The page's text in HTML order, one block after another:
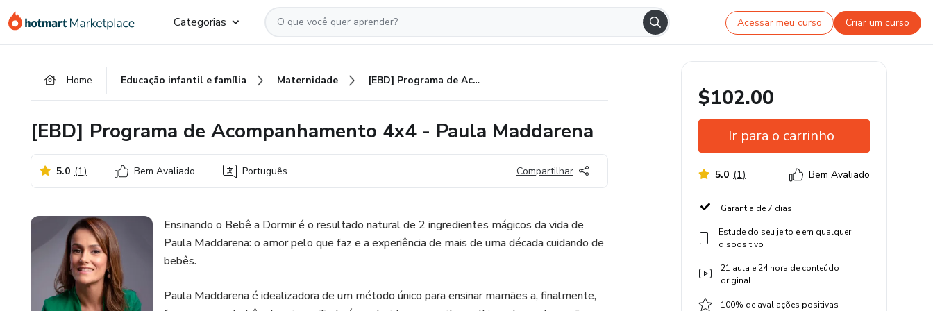
para
para
para
Categorias Acessar meu curso Criar um curso
Home Educação infantil e família Maternidade [EBD] Programa de Acompanhamento 4x4 - Paula Maddarena
[EBD] Programa de Acompanhamento 4x4 - Paula Maddarena
5.0 (1) Bem Avaliado Português Compartilhar
Ensinando o Bebê a Dormir é o resultado natural de 2 ingredientes mágicos da vida de
Paula Maddarena: o amor pelo que faz e a experiência de mais de uma década cuidando de
bebês.
Paula Maddarena é idealizadora de um método único para ensinar mamães a, finalmente,
$102.00
Ir para o carrinho
5.0 (1) Bem Avaliado
Garantia de 7 dias
Estude do seu jeito e em qualquer
dispositivo
21 aula e 24 hora de conteúdo
original
100% de avaliações positivas